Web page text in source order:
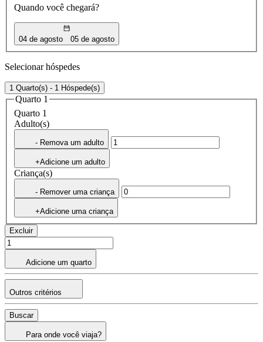
Quando você chegará?
04 de agosto 05 de agosto
Selecionar hóspedes
1 Quarto(s) - 1 Hóspede(s)
Quarto 1
Quarto 1
Adulto(s)
- Remova um adulto
+Adicione um adulto
Criança(s)
- Remover uma criança
+Adicione uma criança
Excluir
Adicione um quarto
Outros critérios
Buscar
Para onde você viaja?